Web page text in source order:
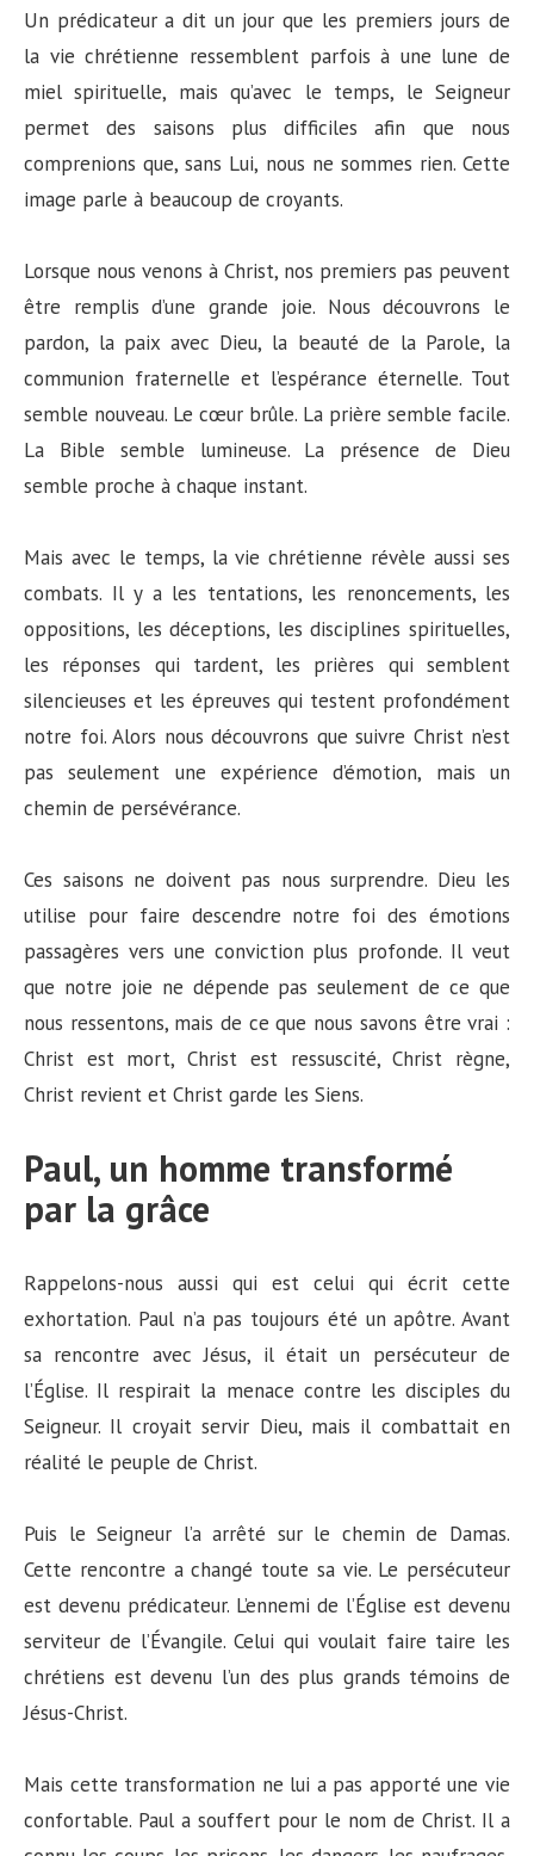
Un prédicateur a dit un jour que les premiers jours de
la vie chrétienne ressemblent parfois à une lune de
miel spirituelle, mais qu’avec le temps, le Seigneur
permet des saisons plus difficiles afin que nous
comprenions que, sans Lui, nous ne sommes rien. Cette
image parle à beaucoup de croyants.
Lorsque nous venons à Christ, nos premiers pas peuvent
être remplis d’une grande joie. Nous découvrons le
pardon, la paix avec Dieu, la beauté de la Parole, la
communion fraternelle et l’espérance éternelle. Tout
semble nouveau. Le cœur brûle. La prière semble facile.
La Bible semble lumineuse. La présence de Dieu
semble proche à chaque instant.
Mais avec le temps, la vie chrétienne révèle aussi ses
combats. Il y a les tentations, les renoncements, les
oppositions, les déceptions, les disciplines spirituelles,
les réponses qui tardent, les prières qui semblent
silencieuses et les épreuves qui testent profondément
notre foi. Alors nous découvrons que suivre Christ n’est
pas seulement une expérience d’émotion, mais un
chemin de persévérance.
Ces saisons ne doivent pas nous surprendre. Dieu les
utilise pour faire descendre notre foi des émotions
passagères vers une conviction plus profonde. Il veut
que notre joie ne dépende pas seulement de ce que
nous ressentons, mais de ce que nous savons être vrai :
Christ est mort, Christ est ressuscité, Christ règne,
Christ revient et Christ garde les Siens.
Paul, un homme transformé
par la grâce
Rappelons-nous aussi qui est celui qui écrit cette
exhortation. Paul n’a pas toujours été un apôtre. Avant
sa rencontre avec Jésus, il était un persécuteur de
l’Église. Il respirait la menace contre les disciples du
Seigneur. Il croyait servir Dieu, mais il combattait en
réalité le peuple de Christ.
Puis le Seigneur l’a arrêté sur le chemin de Damas.
Cette rencontre a changé toute sa vie. Le persécuteur
est devenu prédicateur. L’ennemi de l’Église est devenu
serviteur de l’Évangile. Celui qui voulait faire taire les
chrétiens est devenu l’un des plus grands témoins de
Jésus-Christ.
Mais cette transformation ne lui a pas apporté une vie
confortable. Paul a souffert pour le nom de Christ. Il a